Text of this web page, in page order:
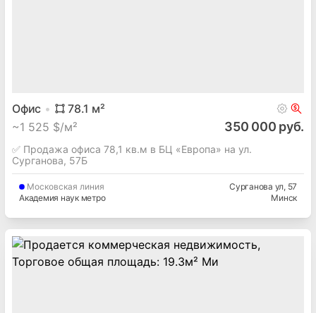
Офис 78.1 м²
~1 525 $/м² 350 000 руб.
✅ Продажа офиса 78,1 кв.м в БЦ «Европа» на ул.
Сурганова, 57Б
Московская линия
Академия наук метро
Сурганова ул, 57
Минск